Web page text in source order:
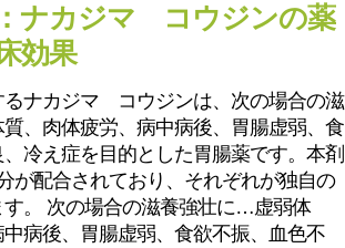
ナカジマ コウジンの薬
効果
るナカジマ コウジンは、次の場合の滋
、肉体疲労、病中病後、胃腸虚弱、食
冷え症を目的とした胃腸薬です。本剤
が配合されており、それぞれが独自の
。 次の場合の滋養強壮に…虚弱体
病後、胃腸虚弱、食欲不振、血色不